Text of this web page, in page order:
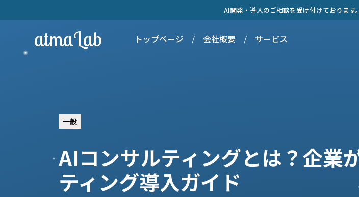
AI開発・導入のご相談を受け付けております
atmaLab トップページ / 会社概要 / サービス
一般
AIコンサルティングとは？企業
ティング導入ガイド